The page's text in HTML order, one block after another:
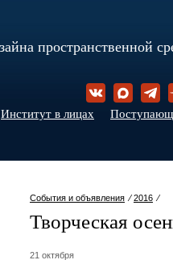
пространственной
Институт в лицах
События и объявления ⁄2016 ⁄
Творческая
21 октября